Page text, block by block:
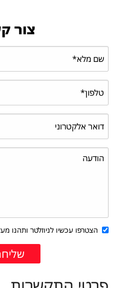
צור
הצטרפו עכשיו לניוזלטר ותהנו